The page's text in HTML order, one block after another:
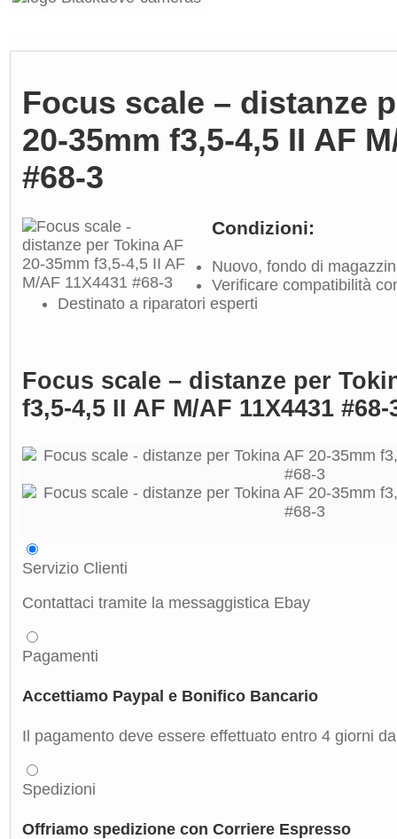
Focus scale – distanze
20-35mm f3,5-4,5 II AF
#68-3
Condizioni:
Nuovo, fondo di
Verificare compatibilità
Destinato a riparatori esperti
Focus scale – distanze per
f3,5-4,5 II AF M/AF 11X4431 #68-
Servizio Clienti
Contattaci tramite la messaggistica Ebay
Pagamenti
Accettiamo Paypal e Bonifico Bancario
Il pagamento deve essere effettuato entro 4 giorni
Spedizioni
Offriamo spedizione con Corriere Espresso